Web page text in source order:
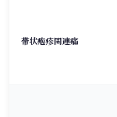
帯状疱疹関連痛